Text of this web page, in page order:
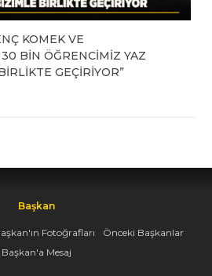
KOMEK VE
BİN ÖĞRENCİMİZ YAZ
GEÇİRİYOR”
Başkan
Fotoğrafları
Önceki Başkanlar
Başkan'a Mesaj